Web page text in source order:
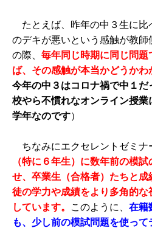
たとえば、昨年の中３生に比
のデキが悪いという感触が教
の際、 毎年同じ時期に同じ問
ば、その感触が本当かどうかわ
今年の中３はコロナ禍で中１
校やら不慣れなオンライン授
学年なのです）
ちなみにエクセレントゼミナ
（特に６年生）に数年前の模
せ、卒業生（合格者）たちと
徒の学力や成績をより多角的
しています。
このように、 在籍
も、少し前の模試問題を使っ